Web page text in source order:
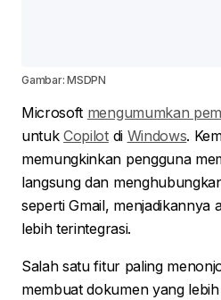
Gambar: MSDPN
Microsoft mengumumkan
untukCopilotdi Windows.
memungkinkan pengguna
langsung dan
seperti Gmail, menjadikannya
lebih terintegrasi.
Salah satu fitur paling
membuat dokumen yang